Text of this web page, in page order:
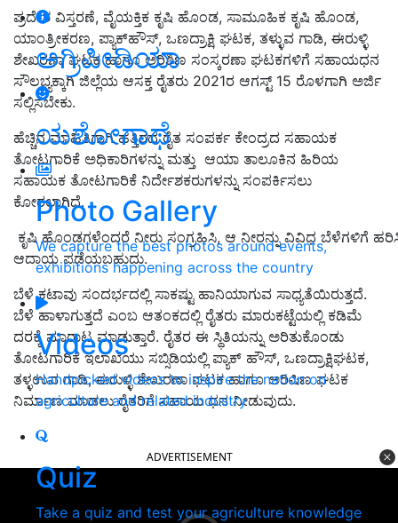
ಅಗ್ರಿಪೀಡಿಯಾ
ಯಶೋಗಾಥೆ
Photo Gallery
We capture the best photos around events,
exhibitions happening across the country
Videos
Handpicked videos to inspire the nation on
agriculture and related industry
Quiz
Take a quiz and test your agriculture knowledge
ಪ್ರದೇಶ ವಿಸ್ತರಣೆ, ವೈಯಕ್ತಿಕ ಕೃಷಿ ಹೊಂಡ, ಸಾಮೂಹಿಕ ಕೃಷಿ ಹೊಂಡ,
ಯಾಂತ್ರೀಕರಣ, ಪ್ಯಾಕ್‌ಹೌಸ್, ಒಣದ್ರಾಕ್ಷಿ ಘಟಕ, ತಳ್ಳುವ ಗಾಡಿ, ಈರುಳ್ಳಿ
ಶೇಖರಣಾ ಘಟಕ ಹಾಗೂ ಅರಿಶಿಣ ಸಂಸ್ಕರಣಾ ಘಟಕಗಳಿಗೆ ಸಹಾಯಧನ
ಸೌಲಭ್ಯಕ್ಕಾಗಿ ಜಿಲ್ಲೆಯ ಆಸಕ್ತ ರೈತರು 2021ರ ಆಗಸ್ಟ್ 15 ರೊಳಗಾಗಿ ಅರ್ಜಿ
ಸಲ್ಲಿಸಬೇಕು.
ಹೆಚ್ಚಿನ ಮಾಹಿತಿಗಾಗಿ ಹತ್ತಿರದ ರೈತ ಸಂಪರ್ಕ ಕೇಂದ್ರದ ಸಹಾಯಕ
ತೋಟಗಾರಿಕೆ ಅಧಿಕಾರಿಗಳನ್ನು ಮತ್ತು ಆಯಾ ತಾಲೂಕಿನ ಹಿರಿಯ
ಸಹಾಯಕ ತೋಟಗಾರಿಕೆ ನಿರ್ದೇಶಕರುಗಳನ್ನು ಸಂಪರ್ಕಿಸಲು
ಕೋರಲಾಗಿದೆ.
ಕೃಷಿ ಹೊಂಡಗಳೆಂದರೆ ನೀರು ಸಂಗ್ರಹಿಸಿ, ಆ ನೀರನ್ನು ವಿವಿಧ ಬೆಳೆಗಳಿಗೆ
ಆದಾಯ ಪಡೆಯಬಹುದು.
ಬೆಳೆ ಕಟಾವು ಸಂದರ್ಭದಲ್ಲಿ ಸಾಕಷ್ಟು ಹಾನಿಯಾಗುವ ಸಾಧ್ಯತೆಯಿರುತ್ತದೆ.
ಬೆಳೆ ಹಾಳಾಗುತ್ತದೆ ಎಂಬ ಆತಂಕದಲ್ಲಿ ರೈತರು ಮಾರುಕಟ್ಟೆಯಲ್ಲಿ ಕಡಿಮೆ
ದರಕ್ಕೆ ಮಾರಾಟ ಮಾಡುತ್ತಾರೆ. ರೈತರ ಈ ಸ್ಥಿತಿಯನ್ನು ಅರಿತುಕೊಂಡು
ತೋಟಗಾರಿಕೆ ಇಲಾಖೆಯು ಸಬ್ಸಿಡಿಯಲ್ಲಿ ಪ್ಯಾಕ್ ಹೌಸ್, ಒಣದ್ರಾಕ್ಷಿಘಟಕ,
ತಳ್ಳಉವ ಗಾಡಿ, ಈರುಳ್ಳಿ ಶೇಖರಣಾ ಘಟಕ ಹಾಗೂ ಅರಿಷಿಣ ಘಟಕ
ನಿರ್ಮಾಣ ಮಾಡಲು ರೈತರಿಗೆ ಸಹಾಯ ಧನ ನೀಡುವುದು.